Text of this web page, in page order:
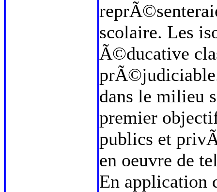
scolaire. Les
Ã©ducative
dans le milieu
premier
publics et
en oeuvre de
En application